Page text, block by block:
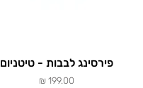
פירסינג לבבות - טיטניום
מחיר